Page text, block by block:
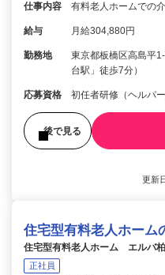
仕事内容 有料老人ホームでの
給与 月給304,880円
勤務地
東京都板橋区高島平
台駅」徒歩7分）
応募資格 初任者研修（ヘルパ
後で見る
更新
住宅型有料老人ホーム
住宅型有料老人ホーム エルバ
正社員